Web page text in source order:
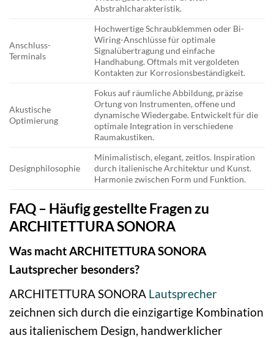
Abstrahlcharakteristik.
Anschluss-
Terminals
Hochwertige Schraubklemmen oder Bi-
Wiring-Anschlüsse für optimale
Signalübertragung und einfache
Handhabung. Oftmals mit vergoldeten
Kontakten zur Korrosionsbeständigkeit.
Akustische
Optimierung
Fokus auf räumliche Abbildung, präzise
Ortung von Instrumenten, offene und
dynamische Wiedergabe. Entwickelt für die
optimale Integration in verschiedene
Raumakustiken.
Designphilosophie
Minimalistisch, elegant, zeitlos. Inspiration
durch italienische Architektur und Kunst.
Harmonie zwischen Form und Funktion.
FAQ – Häufig gestellte Fragen zu
ARCHITETTURA SONORA
Was macht ARCHITETTURA SONORA
Lautsprecher besonders?
ARCHITETTURA SONORA Lautsprecher
zeichnen sich durch die einzigartige Kombination
aus italienischem Design, handwerklicher